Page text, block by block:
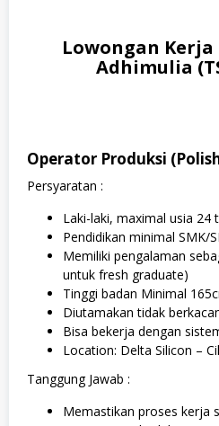
Lowongan Kerja
Adhimulia
Operator Produksi
Persyaratan :
Laki-laki, maximal usia 24
Pendidikan minimal SMK/
Memiliki pengalaman
untuk fresh graduate)
Tinggi badan Minimal
Diutamakan tidak
Bisa bekerja dengan
Location: Delta Silicon –
Tanggung Jawab :
Memastikan proses kerja